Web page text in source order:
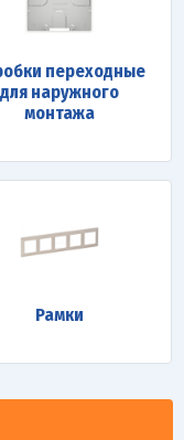
переходные
для наружного
монтажа
Рамки